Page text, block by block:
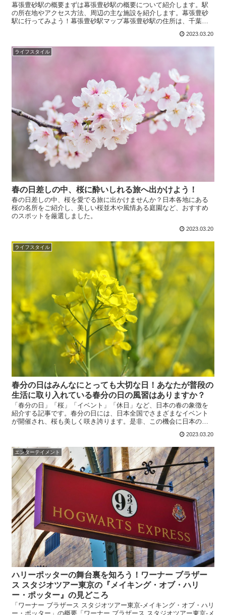
幕張豊砂駅の概要まずは幕張豊砂駅の概要について紹介します。駅
の所在地やアクセス方法、周辺の主な施設を紹介します。幕張豊砂
駅に行ってみよう！幕張豊砂駅マップ幕張豊砂駅の住所は、千葉県
2023.03.20
ライフスタイル
春の日差しの中、桜に酔いしれる旅へ出かけよう！
春の日差しの中、桜を愛でる旅に出かけませんか？日本各地にある
桜の名所をご紹介し、美しい桜並木や風情ある庭園など、おすすめ
のスポットを厳選しました。
2023.03.20
ライフスタイル
春分の日はみんなにとっても大切な日！あなたが普段の
生活に取り入れている春分の日の風習はありますか？
「春分の日」「桜」「イベント」「休日」など、日本の春の象徴を
紹介する記事です。春分の日には、日本全国でさまざまなイベント
が開催され、桜も美しく咲き誇ります。是非、この機会に日本の春
2023.03.20
エンターテイメント
ハリーポッターの舞台裏を知ろう！ワーナー ブラザー
ス スタジオツアー東京の『メイキング・オブ・ハリ
ー・ポッター』の見どころ
「ワーナー ブラザース スタジオツアー東京‐メイキング・オブ・ハリ
ー・ポッター」の概要「ワーナー ブラザース スタジオツアー東京‐メ